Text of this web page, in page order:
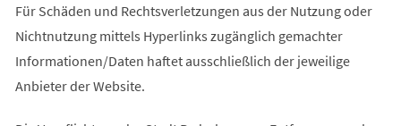
Für Schäden und Rechtsverletzungen aus der Nutzung oder
Nichtnutzung mittels Hyperlinks zugänglich gemachter
Informationen/Daten haftet ausschließlich der jeweilige
Anbieter der Website.